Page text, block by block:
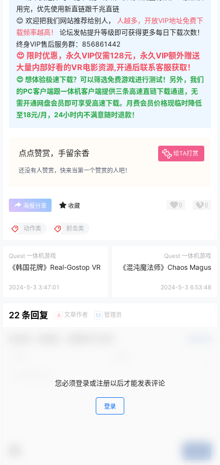
用完，优先使用新直链跟千兆直链
😊 欢迎把我们网站推荐给别人，
人越多，开放VIP地址免费下
载频率越高！ 论坛发帖提升等级即可获得更多每日下载次数！
终身VIP售后服务群：856861442
😍 限时优惠，永久VIP仅需128元，永久VIP额外赠送
大量内部好看的VR电影资源,开通后联系客服获取！
😍 想体验极速下载？可以筛选免费游戏进行测试！另外，我们
的PC客户端跟一体机客户端提供三条高速直链下载通道，无
需开通网盘会员即可享受高速下载。月费会员价格现临时降低
至18元/月，24小时内不满意随时退款！
点点赞赏，手留余香 给TA打赏
还没有人赞赏，快来当第一个赞赏的人吧！
海报分享 收藏 0 0
动作类 射击类
Quest 一体机游戏
《韩国花牌》Real-Gostop VR
2024-5-3 3:47:01
Quest 一体机游戏
《混沌魔法师》Chaos Magus
2024-5-3 6:53:48
22 条回复 A 文章作者 M 管理员
您必须登录或注册以后才能发表评论
登录